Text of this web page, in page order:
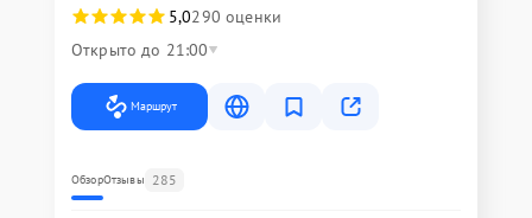
5,0290 оценки
Открыто до 21:00
Маршрут
ОбзорОтзывы 285